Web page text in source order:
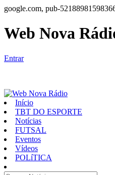
google.com, pub-
Web Nova
Entrar
Início
TBT DO ESPORTE
Notícias
FUTSAL
Eventos
Vídeos
POLíTICA